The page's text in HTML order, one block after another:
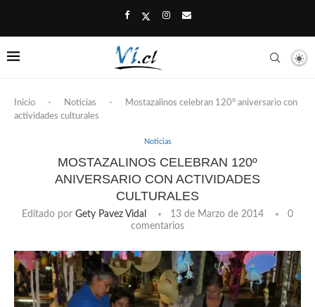
Inicio - Noticias -
Mostazalinos celebran 120º aniversario con
actividades culturales
Noticias
MOSTAZALINOS CELEBRAN 120º
ANIVERSARIO CON ACTIVIDADES
CULTURALES
Editado por Gety Pavez Vidal 13 de Marzo de 2014
0
comentarios